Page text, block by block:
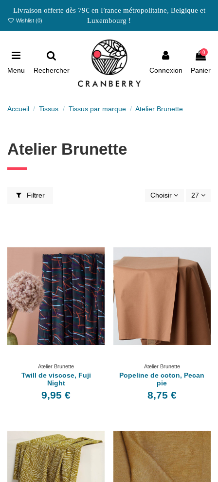
Livraison offerte dès 79€ en France métropolitaine, Belgique et
Luxembourg !
Wishlist (0)
Menu Rechercher Connexion
0
Panier
Accueil Tissus Tissus par marque Atelier Brunette
Atelier Brunette
Filtrer Choisir 27
Atelier Brunette
Twill de viscose, Fuji
Night
9,95 €
Atelier Brunette
Popeline de coton, Pecan
pie
8,75 €